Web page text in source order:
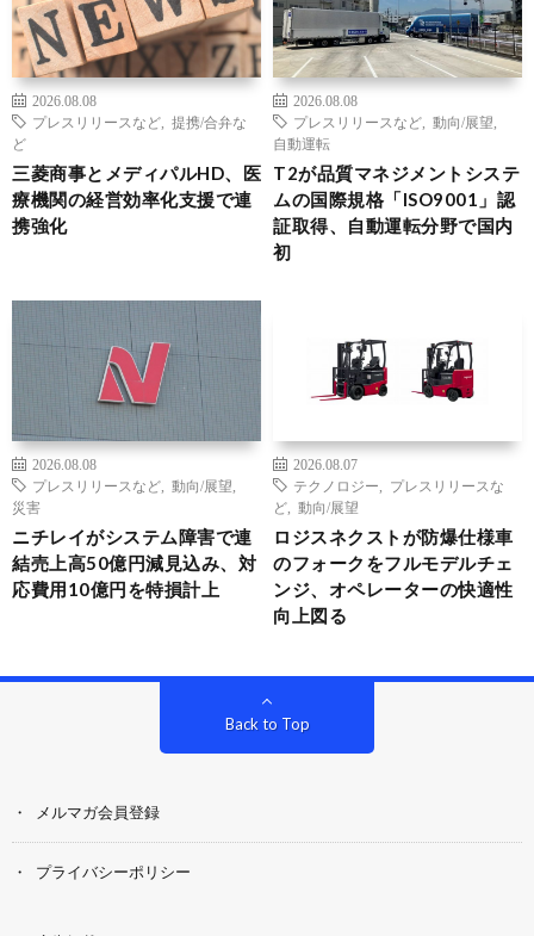
2026.08.08
プレスリリースなど
提携/合弁な
ど
三菱商事とメディパルHD、医
療機関の経営効率化支援で連
携強化
2026.08.08
プレスリリースなど
動向/展望
自動運転
T2が品質マネジメントシステ
ムの国際規格「ISO9001」認
証取得、自動運転分野で国内
初
2026.08.08
プレスリリースなど
動向/展望
災害
ニチレイがシステム障害で連
結売上高50億円減見込み、対
応費用10億円を特損計上
2026.08.07
テクノロジー
プレスリリースな
ど
動向/展望
ロジスネクストが防爆仕様車
のフォークをフルモデルチェ
ンジ、オペレーターの快適性
向上図る
Back to Top
メルマガ会員登録
プライバシーポリシー